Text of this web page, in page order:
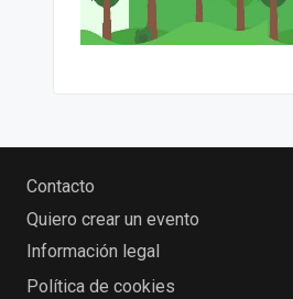
Contacto
Quiero crear un evento
Información legal
Política de cookies